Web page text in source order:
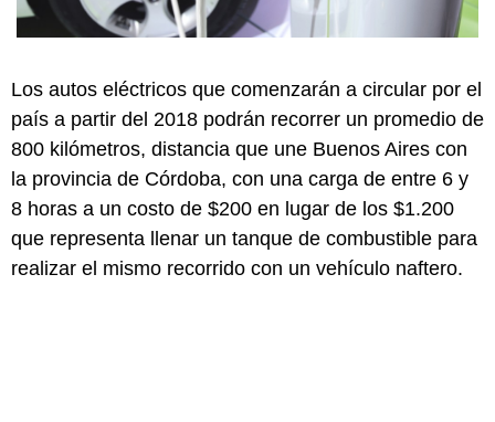
Los autos eléctricos que comenzarán a circular por el
país a partir del 2018 podrán recorrer un promedio de
800 kilómetros, distancia que une Buenos Aires con
la provincia de Córdoba, con una carga de entre 6 y
8 horas a un costo de $200 en lugar de los $1.200
que representa llenar un tanque de combustible para
realizar el mismo recorrido con un vehículo naftero.